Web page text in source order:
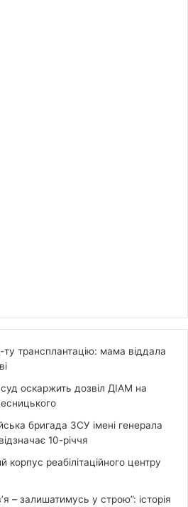
трансплантацію: мама віддала
оскаржить дозвіл ДІАМ на
бригада ЗСУ імені генерала
10-річчя
корпус реабілітаційного центру
– залишатимусь у строю”: історія